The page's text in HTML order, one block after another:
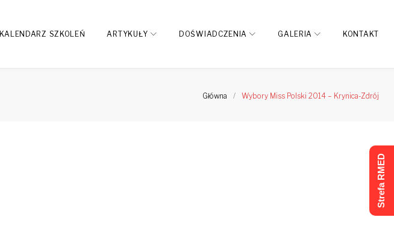
KALENDARZ SZKOLEŃ ARTYKUŁY DOŚWIADCZENIA GALERIA KONTAKT
Główna / Wybory Miss Polski 2014 – Krynica-Zdrój
Strefa RMED